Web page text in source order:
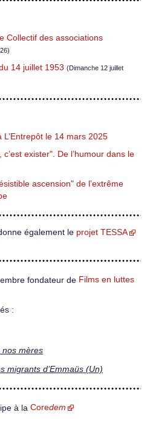
Collectif des associations
14 juillet 1953 (Dimanche 12 juillet
le 14 mars 2025
exister". De l’humour dans le
ascension" de l’extrême
également le projet TESSA
fondateur de Films en luttes
:
nos mères
migrants d’Emmaüs (Un)
à la Coredem